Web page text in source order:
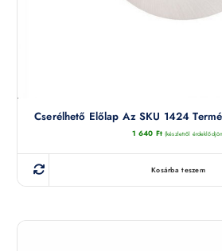
Cserélhető Előlap Az SKU 1424
1 640 Ft (készletről
Kosárba teszem